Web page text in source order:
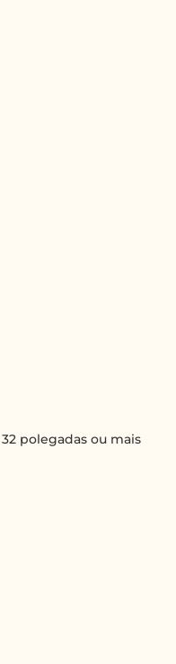
polegadas ou mais